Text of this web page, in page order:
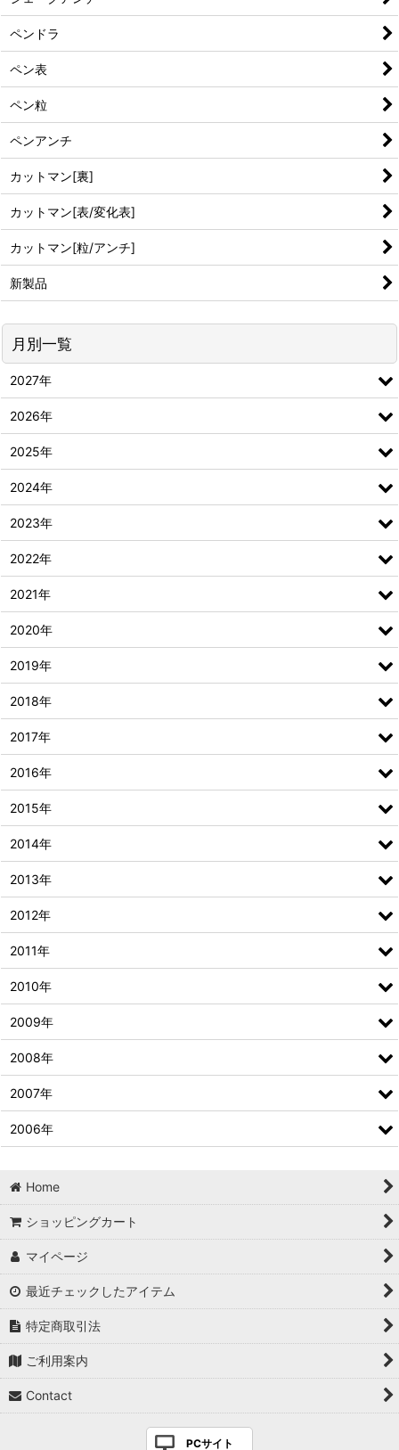
ペンドラ
ペン表
ペン粒
ペンアンチ
カットマン[裏]
カットマン[表/変化表]
カットマン[粒/アンチ]
新製品
月別一覧
2027年
2026年
2025年
2024年
2023年
2022年
2021年
2020年
2019年
2018年
2017年
2016年
2015年
2014年
2013年
2012年
2011年
2010年
2009年
2008年
2007年
2006年
Home
ショッピングカート
マイページ
最近チェックしたアイテム
特定商取引法
ご利用案内
Contact
PCサイト